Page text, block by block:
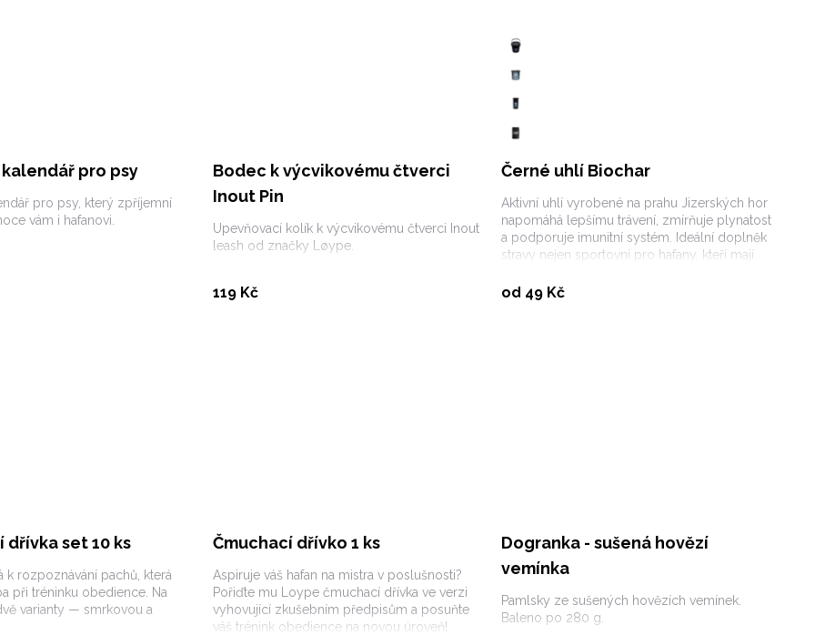
pro psy
pro psy, který zpříjemní
vám i hafanovi.
Bodec k výcvikovému čtverci
Inout Pin
Upevňovací kolík k výcvikovému čtverci Inout
leash od značky Løype.
119 Kč
Černé uhlí Biochar
Aktivní uhlí vyrobené na prahu Jizerských hor
napomáhá lepšímu trávení, zmírňuje plynatost
a podporuje imunitní systém. Ideální doplněk
stravy nejen sportovní pro hafany, kteří mají
od 49 Kč
dřívka set 10 ks
k rozpoznávání pachů, která
při tréninku obedience. Na
varianty — smrkovou a
Čmuchací dřívko 1 ks
Aspiruje váš hafan na mistra v poslušnosti?
Pořiďte mu Loype čmuchací dřívka ve verzi
vyhovující zkušebním předpisům a posuňte
váš trénink obedience na novou úroveň!
Dogranka - sušená hovězí
vemínka
Pamlsky ze sušených hovězích vemínek.
Baleno po 280 g.